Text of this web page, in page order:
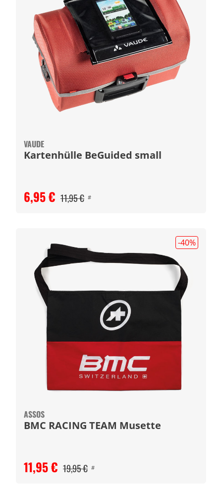
VAUDE
Kartenhülle BeGuided small
6,95 € 11,95 € #
-40%
ASSOS
BMC RACING TEAM Musette
11,95 € 19,95 € #